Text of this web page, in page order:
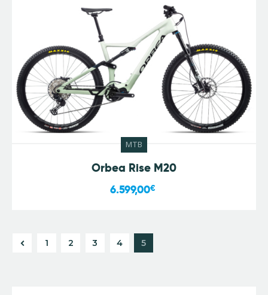
MTB
Orbea Rise M20
6.599,00€
1 2 3 4 5